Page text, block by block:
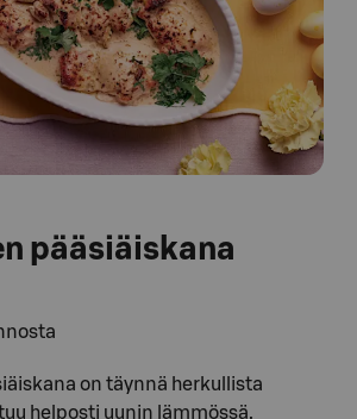
pääsiäiskana
on täynnä herkullista
helposti uunin lämmössä.